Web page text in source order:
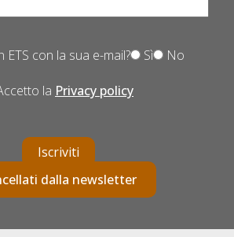
ETS con la sua e-mail? Sì No
la Privacy policy
Iscriviti
dalla newsletter